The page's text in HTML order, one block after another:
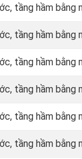
tầng hầm bằng
tầng hầm
tầng hầm
tầng hầm
tầng hầm
tầng hầm